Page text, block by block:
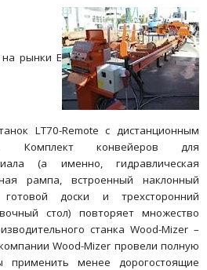
на рынки Е
LT70-Remote с дистанционным
Комплект конвейеров для
(а именно, гидравлическая
рампа, встроенный наклонный
доски и трехсторонний
стол) повторяет множество
станка Wood-Mizer –
Wood-Mizer провели полную
применить менее дорогостоящие